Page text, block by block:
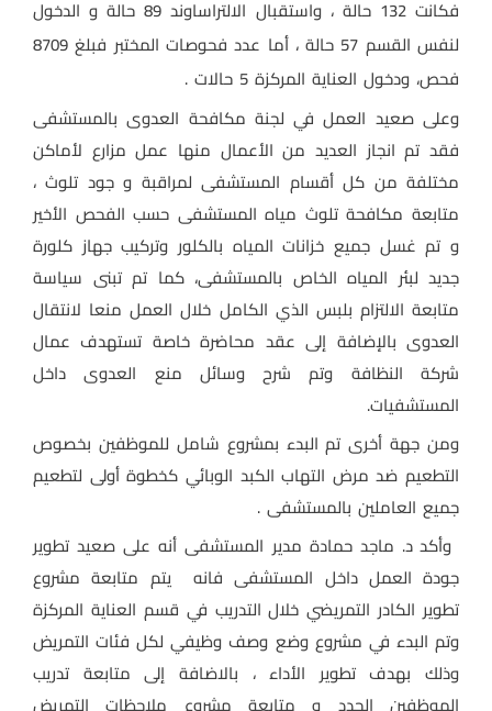
فكانت 132 حالة ، واستقبال الالتراساوند 89 حالة و الدخول
لنفس القسم 57 حالة ، أما عدد فحوصات المختبر فبلغ 8709
فحص، ودخول العناية المركزة 5 حالات .
وعلى صعيد العمل في لجنة مكافحة العدوى بالمستشفى
فقد تم انجاز العديد من الأعمال منها عمل مزارع لأماكن
مختلفة من كل أقسام المستشفى لمراقبة و جود تلوث ،
متابعة مكافحة تلوث مياه المستشفى حسب الفحص الأخير
و تم غسل جميع خزانات المياه بالكلور وتركيب جهاز كلورة
جديد لبئر المياه الخاص بالمستشفى، كما تم تبنى سياسة
متابعة الالتزام بلبس الذي الكامل خلال العمل منعا لانتقال
العدوى بالإضافة إلى عقد محاضرة خاصة تستهدف عمال
شركة النظافة وتم شرح وسائل منع العدوى داخل
المستشفيات.
ومن جهة أخرى تم البدء بمشروع شامل للموظفين بخصوص
التطعيم ضد مرض التهاب الكبد الوبائي كخطوة أولى لتطعيم
جميع العاملين بالمستشفى .
وأكد د. ماجد حمادة مدير المستشفى أنه على صعيد تطوير
جودة العمل داخل المستشفى فانه يتم متابعة مشروع
تطوير الكادر التمريضي خلال التدريب في قسم العناية المركزة
وتم البدء في مشروع وضع وصف وظيفي لكل فئات التمريض
وذلك بهدف تطوير الأداء ، بالاضافة إلى متابعة تدريب
الموظفين الجدد و متابعة مشروع ملاحظات التمريض